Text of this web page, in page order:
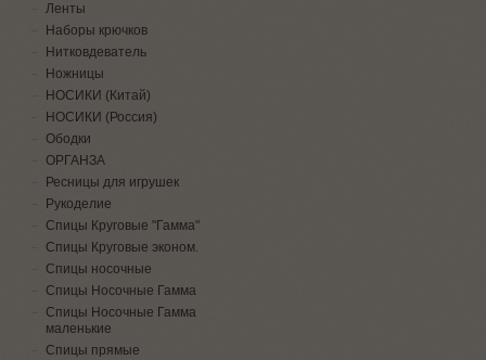
Ленты
Наборы крючков
Нитковдеватель
Ножницы
НОСИКИ (Китай)
НОСИКИ (Россия)
Ободки
ОРГАНЗА
Ресницы для игрушек
Рукоделие
Спицы Круговые "Гамма"
Спицы Круговые эконом.
Спицы носочные
Спицы Носочные Гамма
Спицы Носочные Гамма
маленькие
Спицы прямые